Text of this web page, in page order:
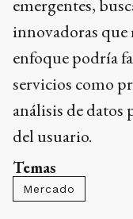
emergentes,
innovadoras que
enfoque podría
servicios como
análisis de datos
del usuario.
Temas
Mercado